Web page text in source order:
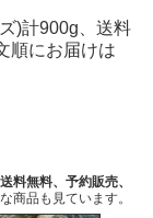
)計900g、送料
順にお届けは
料無料、予約販売、
商品も見ています。